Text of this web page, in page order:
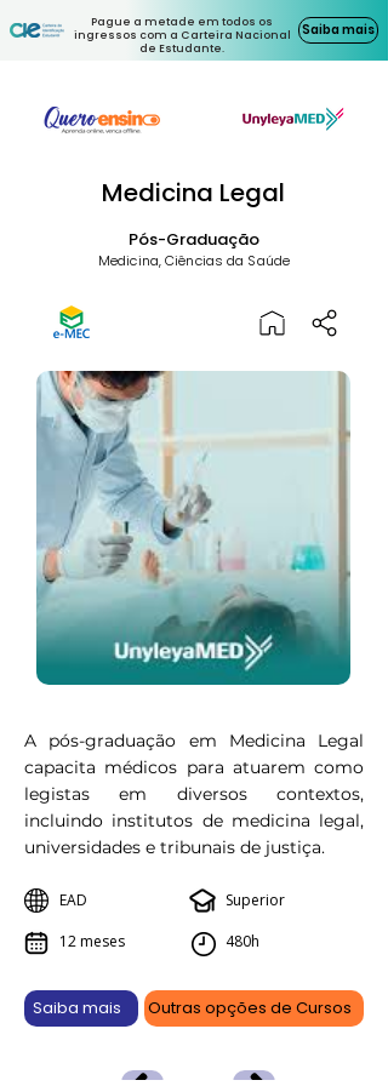
Pague a metade em todos os
ingressos com a Carteira Nacional
de Estudante.
Saiba mais
Medicina Legal
Pós-Graduação
Medicina, Ciências da Saúde
A pós-graduação em Medicina Legal
capacita médicos para atuarem como
legistas em diversos contextos,
incluindo institutos de medicina legal,
universidades e tribunais de justiça.
EAD
12 meses
Superior
480h
Saiba mais Outras opções de Cursos